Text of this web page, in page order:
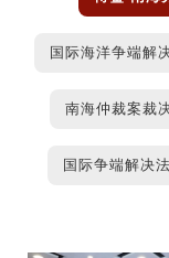
国际海洋争端解
南海仲裁案裁
国际争端解决